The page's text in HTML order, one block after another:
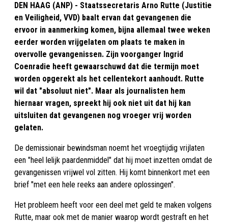
DEN HAAG (ANP) - Staatssecretaris Arno Rutte (Justitie
en Veiligheid, VVD) baalt ervan dat gevangenen die
ervoor in aanmerking komen, bijna allemaal twee weken
eerder worden vrijgelaten om plaats te maken in
overvolle gevangenissen. Zijn voorganger Ingrid
Coenradie heeft gewaarschuwd dat die termijn moet
worden opgerekt als het cellentekort aanhoudt. Rutte
wil dat "absoluut niet". Maar als journalisten hem
hiernaar vragen, spreekt hij ook niet uit dat hij kan
uitsluiten dat gevangenen nog vroeger vrij worden
gelaten.
De demissionair bewindsman noemt het vroegtijdig vrijlaten
een "heel lelijk paardenmiddel" dat hij moet inzetten omdat de
gevangenissen vrijwel vol zitten. Hij komt binnenkort met een
brief "met een hele reeks aan andere oplossingen".
Het probleem heeft voor een deel met geld te maken volgens
Rutte, maar ook met de manier waarop wordt gestraft en het